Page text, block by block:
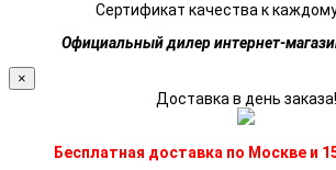
Сертификат качества к
Официальный дилер интернет-
×
Доставка в день заказа!
Бесплатная доставка по Москве и